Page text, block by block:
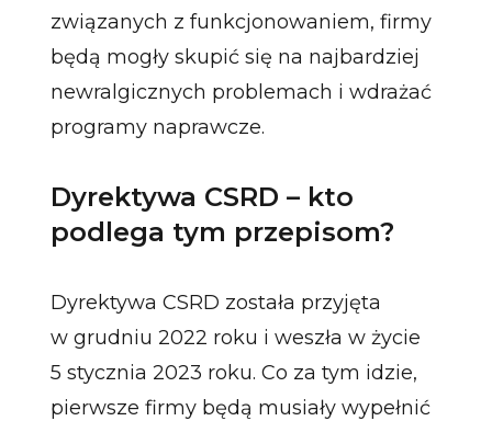
związanych z funkcjonowaniem, firmy
będą mogły skupić się na najbardziej
newralgicznych problemach i wdrażać
programy naprawcze.
Dyrektywa CSRD – kto
podlega tym przepisom?
Dyrektywa CSRD została przyjęta
w grudniu 2022 roku i weszła w życie
5 stycznia 2023 roku. Co za tym idzie,
pierwsze firmy będą musiały wypełnić